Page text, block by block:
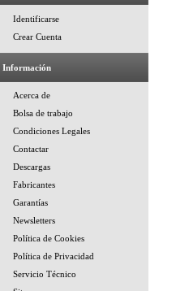
Identificarse
Crear Cuenta
Información
Acerca de
Bolsa de trabajo
Condiciones Legales
Contactar
Descargas
Fabricantes
Garantías
Newsletters
Política de Cookies
Política de Privacidad
Servicio Técnico